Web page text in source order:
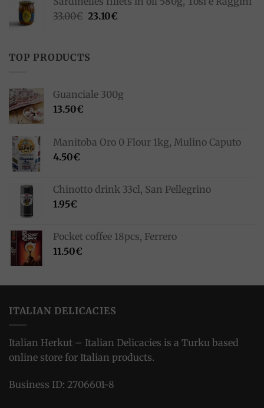
33.00€ Original
33.00€.
23.10€Current
TOP PRODUCTS
Guanciale 300g
13.50€
Manitoba Oro 0 Flour 1kg, Mulino Caputo
4.50€
Chinotto drink 33cl, San Pellegrino
1.95€
Pocket coffee 18pcs, Ferrero
11.50€
ITALIAN DELICACIES
Italian Herkut – Italian Delicacies is a Turku based
online store for Italian products.
Business ID: 2706601-8